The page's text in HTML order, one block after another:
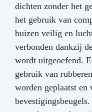
dichten zonder het
het gebruik van
buizen veilig en
verbonden dankzij
wordt uitgeoefend.
gebruik van
worden geplaatst en